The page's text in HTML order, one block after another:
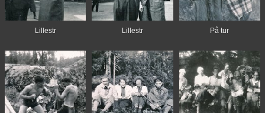
Lillestr Lillestr På tur